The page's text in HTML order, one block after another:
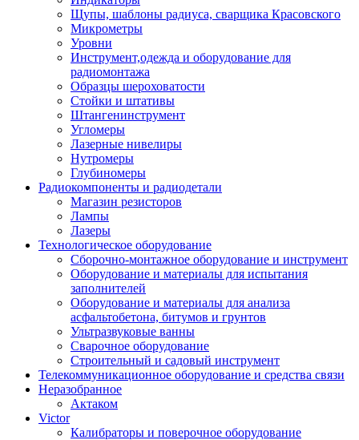
Щупы, шаблоны радиуса, сварщика Красовского
Микрометры
Уровни
Инструмент,одежда и оборудование для
радиомонтажа
Образцы шероховатости
Стойки и штативы
Штангенинструмент
Угломеры
Лазерные нивелиры
Нутромеры
Глубиномеры
Радиокомпоненты и радиодетали
Магазин резисторов
Лампы
Лазеры
Технологическое оборудование
Сборочно-монтажное оборудование и инструмент
Оборудование и материалы для испытания
заполнителей
Оборудование и материалы для анализа
асфальтобетона, битумов и грунтов
Ультразвуковые ванны
Сварочное оборудование
Строительный и садовый инструмент
Телекоммуникационное оборудование и средства связи
Неразобранное
Актаком
Victor
Калибраторы и поверочное оборудование